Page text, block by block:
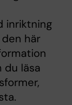
inriktning
här
du läsa